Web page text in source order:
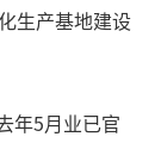
生产基地建设
年5月业已官